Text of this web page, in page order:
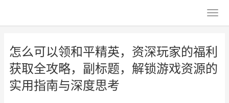
怎么可以领和平精英，资深玩家的福利
获取全攻略，副标题，解锁游戏资源的
实用指南与深度思考